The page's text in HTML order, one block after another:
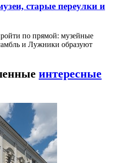
старые переулки и
по прямой: музейные
и Лужники образуют
интересные